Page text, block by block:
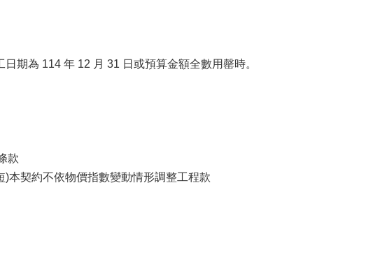
期為 114 年 12 月 31 日或預算金額全數用罄時。
款
本契約不依物價指數變動情形調整工程款